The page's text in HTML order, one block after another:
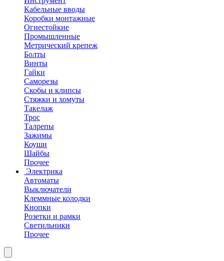
Кабельные вводы
Коробки монтажные
Огнестойкие
Промышленные
Метрический крепеж
Болты
Винты
Гайки
Саморезы
Скобы и клипсы
Стяжки и хомуты
Такелаж
Трос
Талрепы
Зажимы
Коуши
Шайбы
Прочее
Электрика
Автоматы
Выключатели
Клеммные колодки
Кнопки
Розетки и рамки
Светильники
Прочее